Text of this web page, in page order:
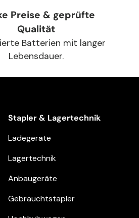
Preise & geprüfte
Qualität
Batterien mit langer
Lebensdauer.
Stapler & Lagertechnik
Ladegeräte
Lagertechnik
Anbaugeräte
Gebrauchtstapler